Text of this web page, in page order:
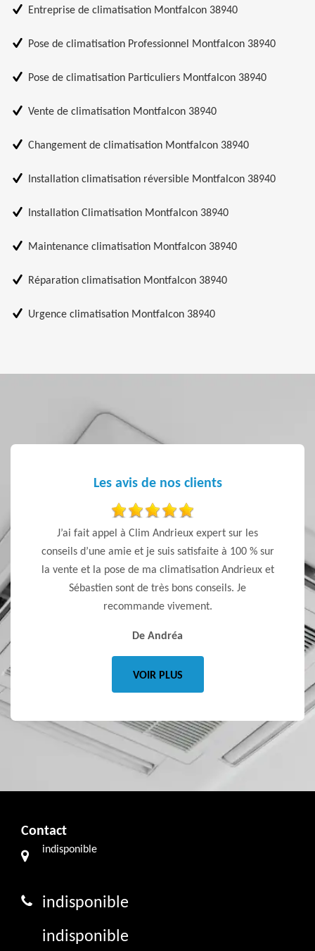
Entreprise de climatisation Montfalcon 38940
Pose de climatisation Professionnel Montfalcon 38940
Pose de climatisation Particuliers Montfalcon 38940
Vente de climatisation Montfalcon 38940
Changement de climatisation Montfalcon 38940
Installation climatisation réversible Montfalcon 38940
Installation Climatisation Montfalcon 38940
Maintenance climatisation Montfalcon 38940
Réparation climatisation Montfalcon 38940
Urgence climatisation Montfalcon 38940
Les avis de nos clients
J’ai fait appel à Clim Andrieux expert sur les
conseils d’une amie et je suis satisfaite à 100 % sur
la vente et la pose de ma climatisation Andrieux et
Sébastien sont de très bons conseils. Je
recommande vivement.
De Andréa
pas
qui
VOIR PLUS
Contact
indisponible
indisponible
indisponible